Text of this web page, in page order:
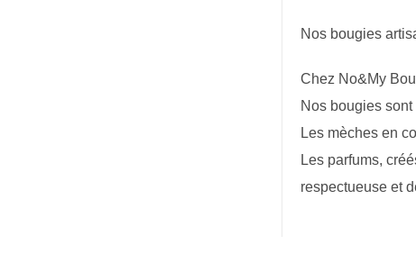
Nos bougies
Chez No&My
Nos bougies
Les mèches en
Les parfums,
respectueuse et